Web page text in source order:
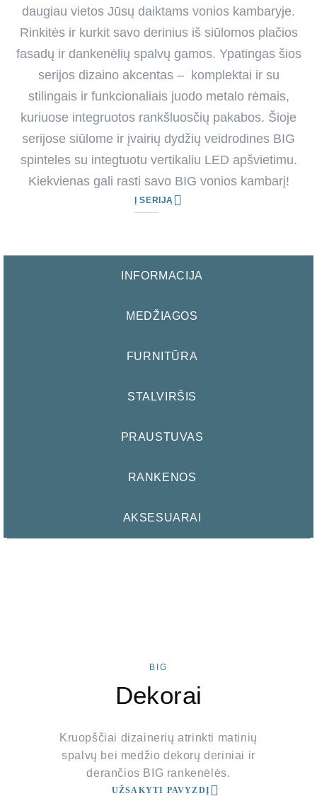
daugiau vietos Jūsų daiktams vonios kambaryje.
Rinkitės ir kurkit savo derinius iš siūlomos plačios
fasadų ir dankenėlių spalvų gamos. Ypatingas šios
serijos dizaino akcentas – komplektai ir su
stilingais ir funkcionaliais juodo metalo rėmais,
kuriuose integruotos rankšluosčių pakabos. Šioje
serijose siūlome ir įvairių dydžių veidrodines BIG
spinteles su integtuotu vertikaliu LED apšvietimu.
Kiekvienas gali rasti savo BIG vonios kambarį!
Į SERIJĄ
INFORMACIJA
MEDŽIAGOS
FURNITŪRA
STALVIRŠIS
PRAUSTUVAS
RANKENOS
AKSESUARAI
Dekorai
BIG
Kruopščiai dizainerių atrinkti matinių
spalvų bei medžio dekorų deriniai ir
derančios BIG rankenėlės.
UŽSAKYTI PAVYZDĮ